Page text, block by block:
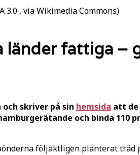
3.0 , via Wikimedia Commons)
länder fattiga –
skriver på sin hemsida att de
och binda 110
följaktligen planterat